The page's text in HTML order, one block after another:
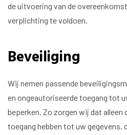
de uitvoering van de
verplichting te voldoen.
Beveiliging
Wij nemen passende
en ongeautoriseerde toegang tot
beperken. Zo zorgen wij dat alleen
toegang hebben tot uw gegevens,